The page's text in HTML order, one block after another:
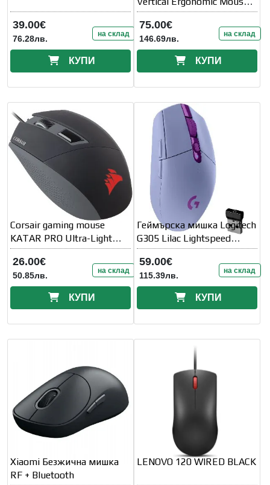
39.00€
76.28лв. на склад
КУПИ
OFF-WHITE/PALE GREY -
B2B
75.00€
146.69лв. на склад
КУПИ
Corsair gaming mouse
KATAR PRO Ultra-Light
black
26.00€
50.85лв. на склад
КУПИ
Геймърска мишка Logitech
G305 Lilac Lightspeed
Wireless Лилав
59.00€
115.39лв. на склад
КУПИ
Xiaomi Безжична мишка
RF + Bluetooth
LENOVO 120 WIRED BLACK